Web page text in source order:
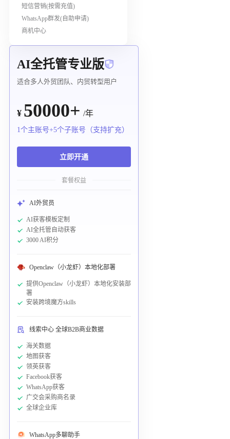
短信营销(按需充值)
WhatsApp群发(自助申请)
商机中心
AI全托管专业版
适合多人外贸团队、内贸转型用户
¥ 50000+ /年
1个主账号+5个子账号（支持扩充）
立即开通
套餐权益
AI外贸员
AI获客模板定制
AI全托管自动获客
3000 AI积分
Openclaw（小龙虾）本地化部署
提供Openclaw（小龙虾）本地化安装部
署
安装跨境魔方skills
线索中心 全球B2B商业数据
海关数据
地图获客
领英获客
Facebook获客
WhatsApp获客
广交会采购商名录
全球企业库
WhatsApp多聊助手